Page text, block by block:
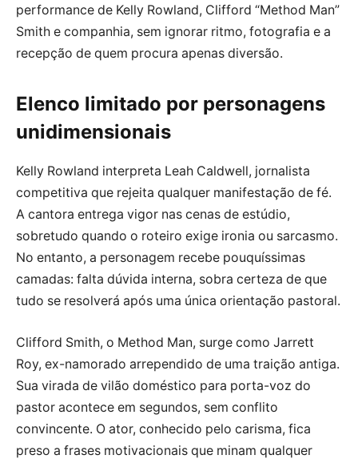
performance de Kelly Rowland, Clifford “Method Man”
Smith e companhia, sem ignorar ritmo, fotografia e a
recepção de quem procura apenas diversão.
Elenco limitado por personagens
unidimensionais
Kelly Rowland interpreta Leah Caldwell, jornalista
competitiva que rejeita qualquer manifestação de fé.
A cantora entrega vigor nas cenas de estúdio,
sobretudo quando o roteiro exige ironia ou sarcasmo.
No entanto, a personagem recebe pouquíssimas
camadas: falta dúvida interna, sobra certeza de que
tudo se resolverá após uma única orientação pastoral.
Clifford Smith, o Method Man, surge como Jarrett
Roy, ex-namorado arrependido de uma traição antiga.
Sua virada de vilão doméstico para porta-voz do
pastor acontece em segundos, sem conflito
convincente. O ator, conhecido pelo carisma, fica
preso a frases motivacionais que minam qualquer